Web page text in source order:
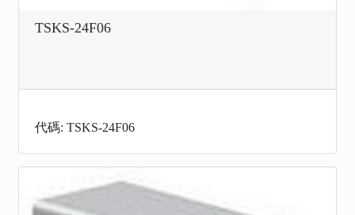
TSKS-24F06
代碼: TSKS-24F06